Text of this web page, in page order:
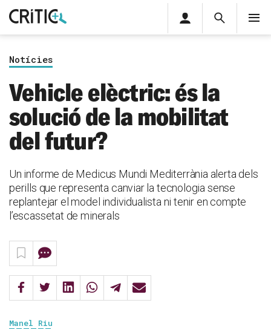
Cerca
privada
Inicia sessió
Notícies
Vehicle elèctric: és la
solució de la mobilitat
del futur?
Un informe de Medicus Mundi Mediterrània alerta dels
perills que representa canviar la tecnologia sense
replantejar el model individualista ni tenir en compte
l’escassetat de minerals
Manel Riu